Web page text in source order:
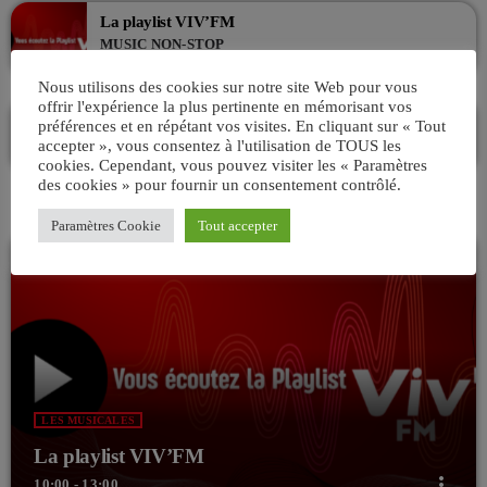
La playlist VIV’FM
MUSIC NON-STOP
VIV’MATIN 07H/10H ! Avec AKSEL
ANIMÉ PAR AKSEL
07:00 - 10:00
LES MUSICALES
La playlist VIV’FM
Nous utilisons des cookies sur notre site Web pour vous
offrir l'expérience la plus pertinente en mémorisant vos
préférences et en répétant vos visites. En cliquant sur « Tout
accepter », vous consentez à l'utilisation de TOUS les
cookies. Cependant, vous pouvez visiter les « Paramètres
des cookies » pour fournir un consentement contrôlé.
Paramètres Cookie Tout accepter